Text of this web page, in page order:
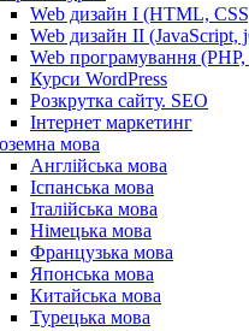
Web дизайн I (HTML,
Web дизайн II (JavaScript,
Web програмування
Курси WordPress
Розкрутка сайту. SEO
Інтернет маркетинг
мова
Англійська мова
Іспанська мова
Італійська мова
Німецька мова
Французька мова
Японська мова
Китайська мова
Турецька мова